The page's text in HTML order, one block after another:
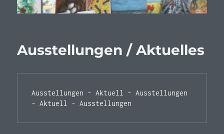
Ausstellungen / Aktuelles
Ausstellungen - Aktuell - Ausstellungen
- Aktuell - Ausstellungen